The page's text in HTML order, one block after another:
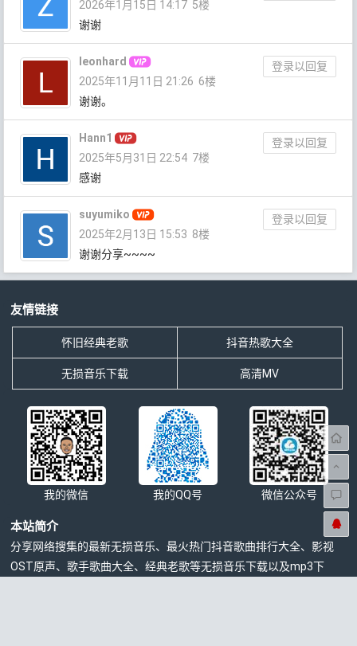
2026年1月15日 14:17 5楼
谢谢
leonhard
登录以回复
2025年11月11日 21:26 6楼
谢谢。
Hann1
登录以回复
2025年5月31日 22:54 7楼
感谢
suyumiko
登录以回复
2025年2月13日 15:53 8楼
谢谢分享~~~~
友情链接
怀旧经典老歌 抖音热歌大全
无损音乐下载 高清MV
我的微信 我的QQ号 微信公众号
本站简介
分享网络搜集的最新无损音乐、最火热门抖音歌曲排行大全、影视
OST原声、歌手歌曲大全、经典老歌等无损音乐下载以及mp3下